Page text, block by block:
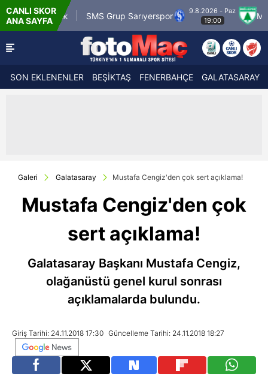
CANLI SKOR
ANA SAYFASMS Grup Sarıyerspor
9.8.2026 - Paz
19:00
Muğlaspor
SON EKLENENLER BEŞİKTAŞ FENERBAHÇE GALATASARAY
Galeri Galatasaray Mustafa Cengiz'den çok sert açıklama!
Mustafa Cengiz'den çok
sert açıklama!
Galatasaray Başkanı Mustafa Cengiz,
olağanüstü genel kurul sonrası
açıklamalarda bulundu.
Giriş Tarihi: 24.11.2018 17:30 Güncelleme Tarihi: 24.11.2018 18:27